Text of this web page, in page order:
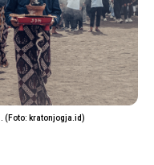
(Foto: kratonjogja.id)